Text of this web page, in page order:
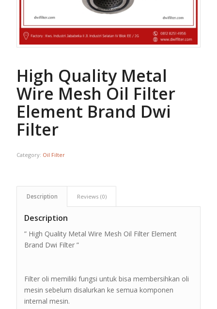
High Quality Metal
Wire Mesh Oil Filter
Element Brand Dwi
Filter
Category: Oil Filter
Description Reviews (0)
Description
” High Quality Metal Wire Mesh Oil Filter Element
Brand Dwi Filter ”
Filter oli memiliki fungsi untuk bisa membersihkan oli
mesin sebelum disalurkan ke semua komponen
internal mesin.